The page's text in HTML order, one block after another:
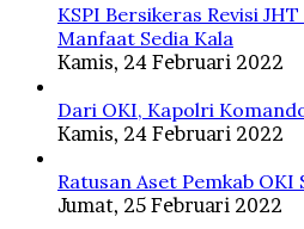
KSPI Bersikeras Revisi
Manfaat Sedia Kala
Kamis, 24 Februari 2022
Dari OKI, Kapolri
Kamis, 24 Februari 2022
Ratusan Aset Pemkab
Jumat, 25 Februari 2022